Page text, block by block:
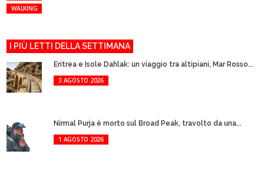
WALKING
I PIÙ LETTI DELLA SETTIMANA
Eritrea e Isole Dahlak: un viaggio tra altipiani, Mar Rosso...
3 AGOSTO 2026
Nirmal Purja è morto sul Broad Peak, travolto da una...
1 AGOSTO 2026